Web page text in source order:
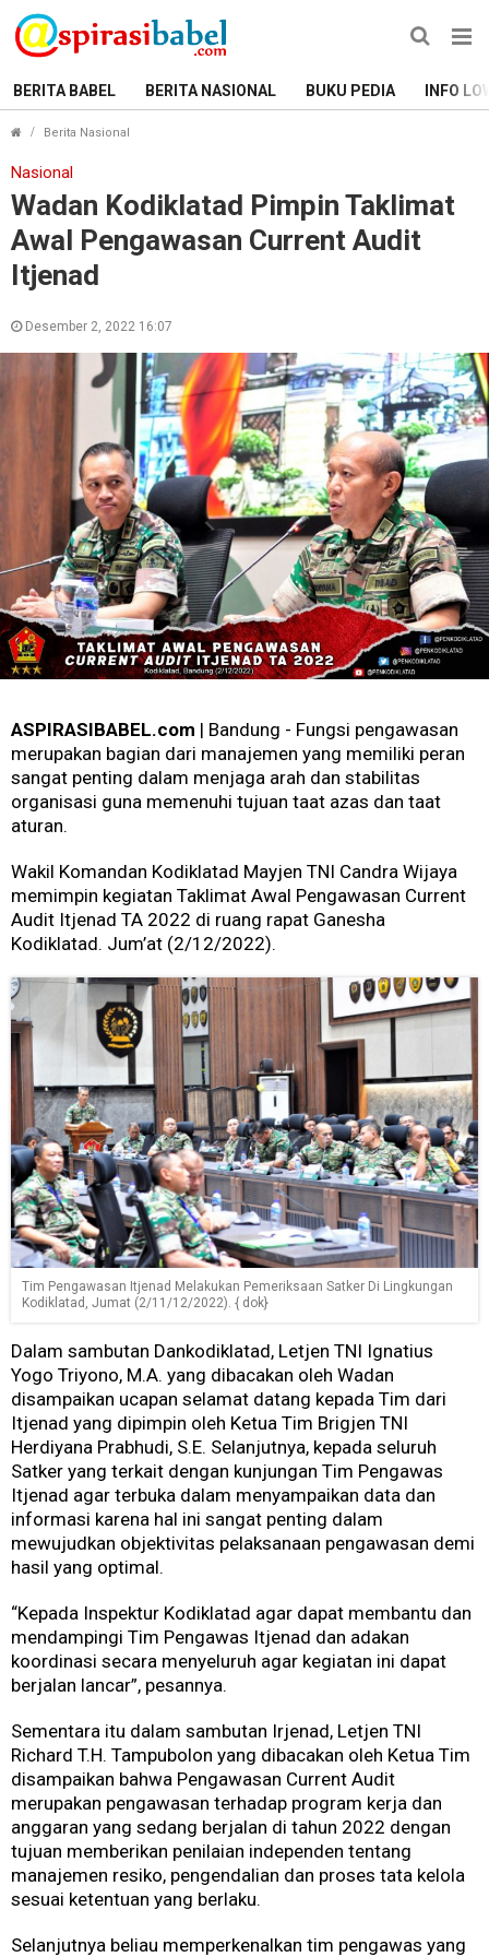
BERITA BABEL BERITA NASIONAL BUKU PEDIA INFO
Berita Nasional
Nasional
Wadan Kodiklatad Pimpin Taklimat
Awal Pengawasan Current Audit
Itjenad
Desember 2, 2022 16:07
ASPIRASIBABEL.com | Bandung - Fungsi pengawasan
merupakan bagian dari manajemen yang memiliki peran
sangat penting dalam menjaga arah dan stabilitas
organisasi guna memenuhi tujuan taat azas dan taat
aturan.
Wakil Komandan Kodiklatad Mayjen TNI Candra Wijaya
memimpin kegiatan Taklimat Awal Pengawasan Current
Audit Itjenad TA 2022 di ruang rapat Ganesha
Kodiklatad. Jum’at (2/12/2022).
Tim Pengawasan Itjenad Melakukan Pemeriksaan Satker Di Lingkungan
Kodiklatad, Jumat (2/11/12/2022). { dok}
Dalam sambutan Dankodiklatad, Letjen TNI Ignatius
Yogo Triyono, M.A. yang dibacakan oleh Wadan
disampaikan ucapan selamat datang kepada Tim dari
Itjenad yang dipimpin oleh Ketua Tim Brigjen TNI
Herdiyana Prabhudi, S.E. Selanjutnya, kepada seluruh
Satker yang terkait dengan kunjungan Tim Pengawas
Itjenad agar terbuka dalam menyampaikan data dan
informasi karena hal ini sangat penting dalam
mewujudkan objektivitas pelaksanaan pengawasan demi
hasil yang optimal.
“Kepada Inspektur Kodiklatad agar dapat membantu dan
mendampingi Tim Pengawas Itjenad dan adakan
koordinasi secara menyeluruh agar kegiatan ini dapat
berjalan lancar”, pesannya.
Sementara itu dalam sambutan Irjenad, Letjen TNI
Richard T.H. Tampubolon yang dibacakan oleh Ketua Tim
disampaikan bahwa Pengawasan Current Audit
merupakan pengawasan terhadap program kerja dan
anggaran yang sedang berjalan di tahun 2022 dengan
tujuan memberikan penilaian independen tentang
manajemen resiko, pengendalian dan proses tata kelola
sesuai ketentuan yang berlaku.
Selanjutnya beliau memperkenalkan tim pengawas yang